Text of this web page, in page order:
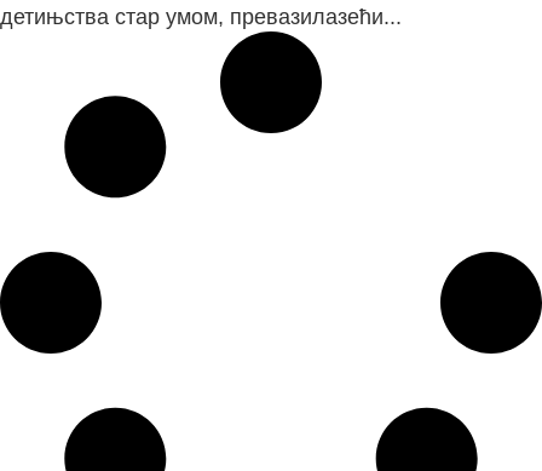
детињства стар умом, превазилазећи...